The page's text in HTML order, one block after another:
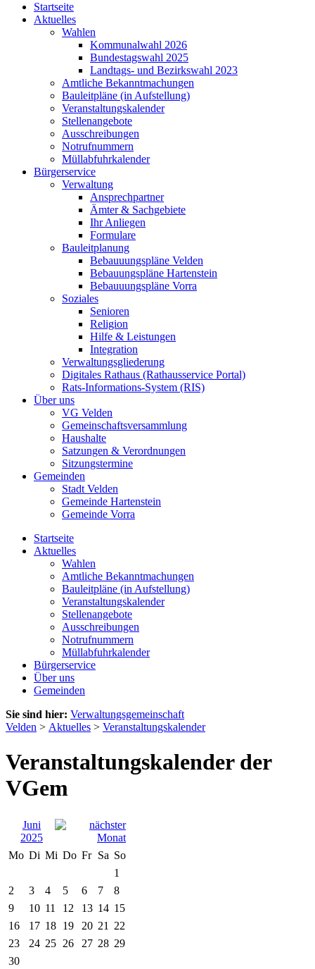
Startseite
Aktuelles
Wahlen
Kommunalwahl 2026
Bundestagswahl 2025
Landtags- und Bezirkswahl 2023
Amtliche Bekanntmachungen
Bauleitpläne (in Aufstellung)
Veranstaltungskalender
Stellenangebote
Ausschreibungen
Notrufnummern
Müllabfuhrkalender
Bürgerservice
Verwaltung
Ansprechpartner
Ämter & Sachgebiete
Ihr Anliegen
Formulare
Bauleitplanung
Bebauuungspläne Velden
Bebauungspläne Hartenstein
Bebauuungspläne Vorra
Soziales
Senioren
Religion
Hilfe & Leistungen
Integration
Verwaltungsgliederung
Digitales Rathaus (Rathausservice Portal)
Rats-Informations-System (RIS)
Über uns
VG Velden
Gemeinschaftsversammlung
Haushalte
Satzungen & Verordnungen
Sitzungstermine
Gemeinden
Stadt Velden
Gemeinde Hartenstein
Gemeinde Vorra
Startseite
Aktuelles
Wahlen
Amtliche Bekanntmachungen
Bauleitpläne (in Aufstellung)
Veranstaltungskalender
Stellenangebote
Ausschreibungen
Notrufnummern
Müllabfuhrkalender
Bürgerservice
Über uns
Gemeinden
Sie sind hier: Verwaltungsgemeinschaft
Velden > Aktuelles > Veranstaltungskalender
Veranstaltungskalender der
VGem
Juni
2025
Mo Di Mi Do Fr Sa So
1
2
3 4 5 6 7
8
9
10 11 12 13 14 15
16
17 18 19 20 21
22
23
24 25 26 27 28 29
30